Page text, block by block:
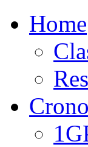
Home